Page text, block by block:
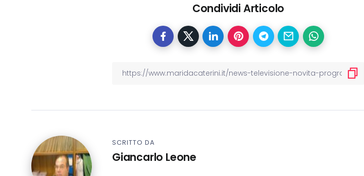
Condividi Articolo
SCRITTO DA
Giancarlo Leone